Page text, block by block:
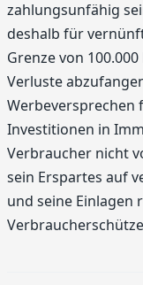
zahlungsunfähig
deshalb für
Grenze von
Verluste
Werbeversprechen
Investitionen in
Verbraucher nicht
sein Erspartes auf
und seine